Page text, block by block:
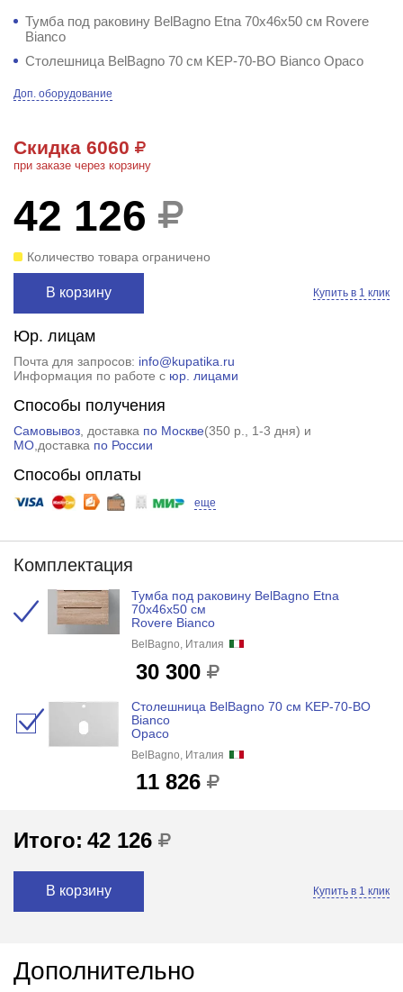
Тумба под раковину BelBagno Etna 70x46x50 см Rovere
Bianco
Столешница BelBagno 70 см KEP-70-BO Bianco Opaco
Доп. оборудование
Скидка 6060
при заказе через корзину
42 126
Количество товара ограничено
В корзину Купить в 1 клик
Юр. лицам
Почта для запросов: info@kupatika.ru
Информация по работе с юр. лицами
Способы получения
Самовывоз, доставка по Москве(350 р.
, 1-3 дня) и
МО,доставка по России
Способы оплаты
еще
Комплектация
Тумба под раковину BelBagno Etna
70x46x50 см
Rovere Bianco
BelBagno, Италия
30 300
Столешница BelBagno 70 см KEP-70-BO
Bianco
Opaco
BelBagno, Италия
11 826
Итого: 42 126
В корзину Купить в 1 клик
Дополнительно